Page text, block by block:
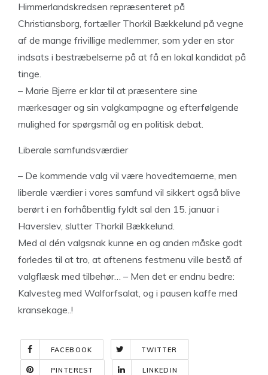
Himmerlandskredsen repræsenteret på
Christiansborg, fortæller Thorkil Bækkelund på vegne
af de mange frivillige medlemmer, som yder en stor
indsats i bestræbelserne på at få en lokal kandidat på
tinge.
– Marie Bjerre er klar til at præsentere sine
mærkesager og sin valgkampagne og efterfølgende
mulighed for spørgsmål og en politisk debat.
Liberale samfundsværdier
– De kommende valg vil være hovedtemaerne, men
liberale værdier i vores samfund vil sikkert også blive
berørt i en forhåbentlig fyldt sal den 15. januar i
Haverslev, slutter Thorkil Bækkelund.
Med al dén valgsnak kunne en og anden måske godt
forledes til at tro, at aftenens festmenu ville bestå af
valgflæsk med tilbehør… – Men det er endnu bedre:
Kalvesteg med Walforfsalat, og i pausen kaffe med
kransekage..!
FACEBOOK TWITTER
PINTEREST LINKEDIN